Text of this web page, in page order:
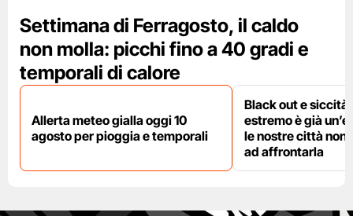
Settimana di Ferragosto, il caldo
non molla: picchi fino a 40 gradi e
temporali di calore
Allerta meteo gialla oggi 10
agosto per pioggia e temporali
Black out e
estremo è già
le nostre città non
ad affrontarla